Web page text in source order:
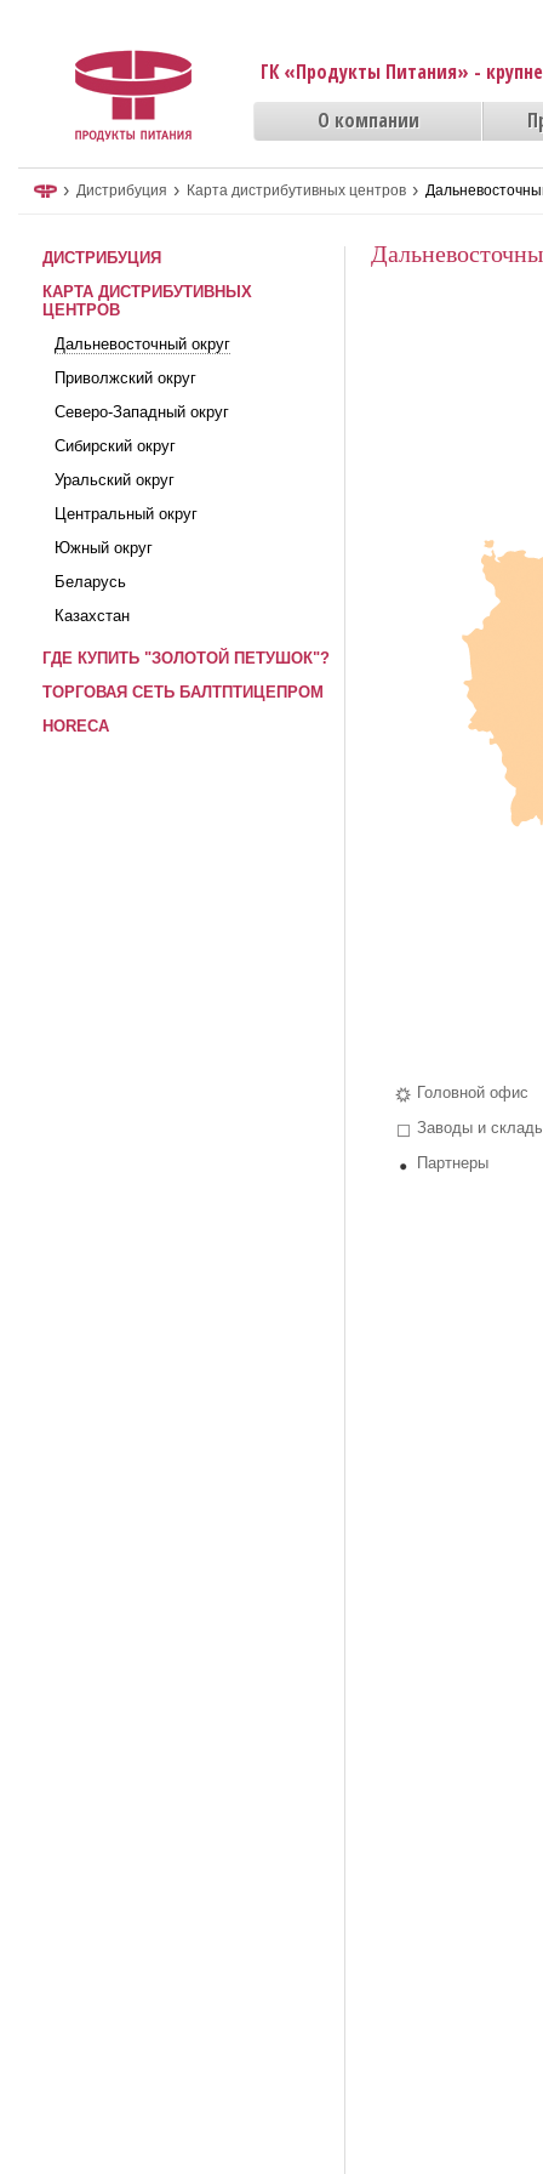
ГК «Продукты Питания» -
О компании
› Дистрибуция › Карта дистрибутивных центров ›
ДИСТРИБУЦИЯ
КАРТА ДИСТРИБУТИВНЫХ
ЦЕНТРОВ
Дальневосточный округ
Приволжский округ
Северо-Западный округ
Сибирский округ
Уральский округ
Центральный округ
Южный округ
Беларусь
Казахстан
ГДЕ КУПИТЬ "ЗОЛОТОЙ ПЕТУШОК"?
ТОРГОВАЯ СЕТЬ БАЛТПТИЦЕПРОМ
HORECA
Головной офис
Заводы и
Партнеры